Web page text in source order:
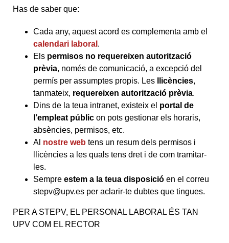
Has de saber que:
Cada any, aquest acord es complementa amb el
calendari laboral .
Els permisos no requereixen autorització
prèvia, només de comunicació, a excepció del
permís per assumptes propis. Les
llicències,
tanmateix, requereixen autorització prèvia.
Dins de la teua intranet, existeix el portal de
l’empleat públic on pots gestionar els horaris,
absències, permisos, etc.
Al nostre web tens un resum dels permisos i
llicències a les quals tens dret i de com tramitar-
les.
Sempre estem a la teua disposició en el correu
stepv@upv.es per aclarir-te dubtes que tingues.
PER A STEPV, EL PERSONAL LABORAL ÉS TAN
UPV COM EL RECTOR